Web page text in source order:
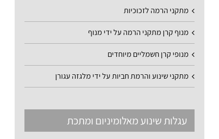
מתקני הרמה לזכוכיות
מנוף קרן מתקני הרמה על ידי מנוף
מנופי קרן חשמליים מיוחדים
מתקני שינוע והרמת חביות על ידי מלגזה עגורן
עגלות שינוע מאלומיניום ומתכת